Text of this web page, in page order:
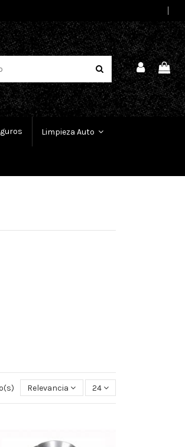
Limpieza Auto
Relevancia 24